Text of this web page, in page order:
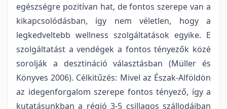
egészségre pozitívan hat, de fontos szerepe van a
kikapcsolódásban, így nem véletlen, hogy a
legkedveltebb wellness szolgáltatások egyike. E
szolgáltatást a vendégek a fontos tényezők közé
sorolják a desztináció választásban (Müller és
Könyves 2006). Célkitűzés: Mivel az Észak-Alföldön
az idegenforgalom szerepe fontos tényező, így a
kutatásunkban a régió 3-5 csillagos szállodáiban